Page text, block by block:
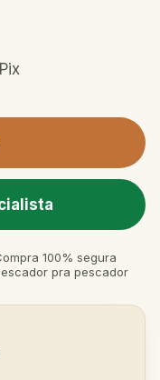
100% segura
pra pescador